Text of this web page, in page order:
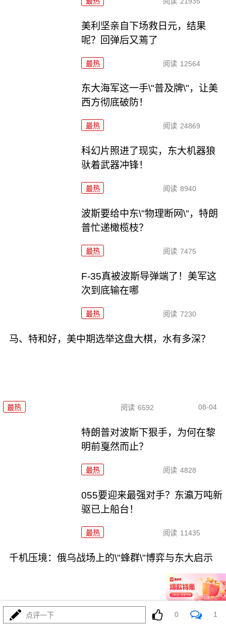
美利坚亲自下场救日元，结果
呢？回弹后又蔫了
最热 阅读 12564
东大海军这一手\"普及牌\"，让美
西方彻底破防！
最热 阅读 24869
科幻片照进了现实，东大机器狼
驮着武器冲锋！
最热 阅读 8940
波斯要给中东\"物理断网\"，特朗
普忙递橄榄枝？
最热 阅读 7475
F-35真被波斯导弹端了！美军这
次到底输在哪
最热 阅读 7230
马、特和好，美中期选举这盘大棋，水有多深？
最热 阅读 6592 08-04
特朗普对波斯下狠手，为何在黎
明前戛然而止？
最热 阅读 4828
055要迎来最强对手？东瀛万吨新
驱已上船台！
最热 阅读 11435
千机压境：俄乌战场上的\"蜂群\"博弈与东大启示
点评一下 0 1